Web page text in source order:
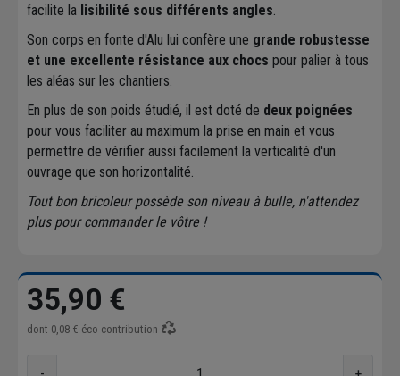
facilite la lisibilité sous différents angles.
Son corps en fonte d'Alu lui confère une grande robustesse
et une excellente résistance aux chocs pour palier à tous
les aléas sur les chantiers.
En plus de son poids étudié, il est doté de deux poignées
pour vous faciliter au maximum la prise en main et vous
permettre de vérifier aussi facilement la verticalité d'un
ouvrage que son horizontalité.
Tout bon bricoleur possède son niveau à bulle, n'attendez
plus pour commander le vôtre !
35,90 €
dont 0,08 € éco-contribution